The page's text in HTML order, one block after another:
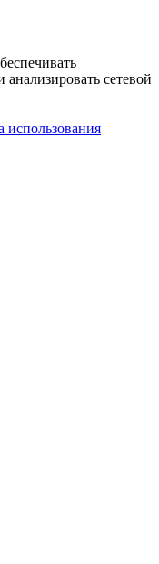
сетевой
использования